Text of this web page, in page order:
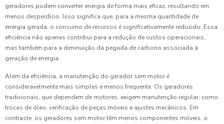
geradores podem converter energia de forma mais eficaz, resultando em
menos desperdício. Isso significa que, para a mesma quantidade de
energia gerada, o consumo de recursos é significativamente reduzido. Essa
eficiência não apenas contribui para a redução de custos operacionais,
mas também para a diminuição da pegada de carbono associada à
geração de energia.
Além da eficiência, a manutenção do gerador sem motor é
consideravelmente mais simples e menos frequente. Os geradores
tradicionais, que dependem de motores, exigem manutenção regular, como
trocas de óleo, verificação de peças móveis e ajustes mecânicos. Em
contraste, os geradores sem motor têm menos componentes móveis, o